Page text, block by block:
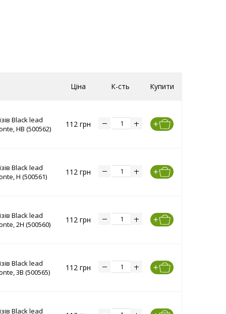
Ціна К-сть Купити
Black lead
HB (500562)
112 грн
Black lead
H (500561)
112 грн
Black lead
2H (500560)
112 грн
Black lead
3B (500565)
112 грн
Black lead